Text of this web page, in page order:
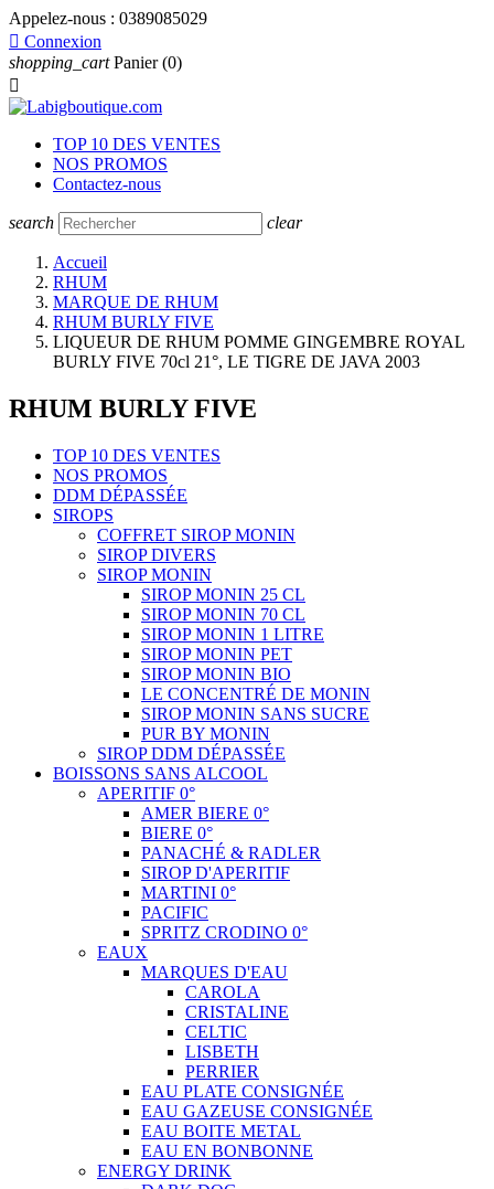
Appelez-nous : 0389085029
 Connexion
shopping_cart Panier (0)

TOP 10 DES VENTES
NOS PROMOS
Contactez-nous
search clear
Accueil
RHUM
MARQUE DE RHUM
RHUM BURLY FIVE
LIQUEUR DE RHUM POMME GINGEMBRE ROYAL
BURLY FIVE 70cl 21°, LE TIGRE DE JAVA 2003
RHUM BURLY FIVE
TOP 10 DES VENTES
NOS PROMOS
DDM DÉPASSÉE
SIROPS
COFFRET SIROP MONIN
SIROP DIVERS
SIROP MONIN
SIROP MONIN 25 CL
SIROP MONIN 70 CL
SIROP MONIN 1 LITRE
SIROP MONIN PET
SIROP MONIN BIO
LE CONCENTRÉ DE MONIN
SIROP MONIN SANS SUCRE
PUR BY MONIN
SIROP DDM DÉPASSÉE
BOISSONS SANS ALCOOL
APERITIF 0°
AMER BIERE 0°
BIERE 0°
PANACHÉ & RADLER
SIROP D'APERITIF
MARTINI 0°
PACIFIC
SPRITZ CRODINO 0°
EAUX
MARQUES D'EAU
CAROLA
CRISTALINE
CELTIC
LISBETH
PERRIER
EAU PLATE CONSIGNÉE
EAU GAZEUSE CONSIGNÉE
EAU BOITE METAL
EAU EN BONBONNE
ENERGY DRINK